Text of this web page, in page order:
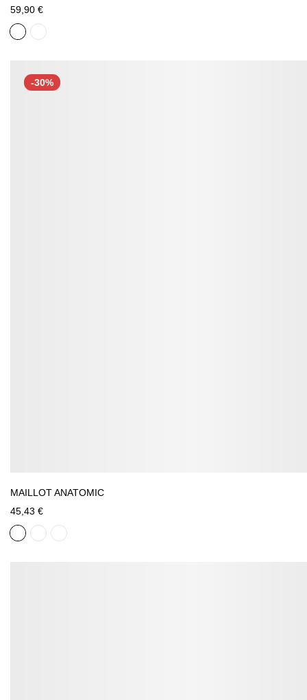
59,90 €
-30%
MAILLOT ANATOMIC
45,43 €